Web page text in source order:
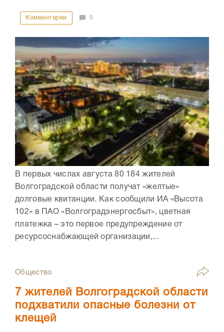
Комментарии 0
В первых числах августа 80 184 жителей
Волгоградской области получат «желтые»
долговые квитанции. Как сообщили ИА «Высота
102» в ПАО «Волгоградэнергосбыт», цветная
платежка – это первое предупреждение от
ресурсоснабжающей организации,...
Общество
7 жителей Волгоградской области
подхватили опасные болезни от
клещей